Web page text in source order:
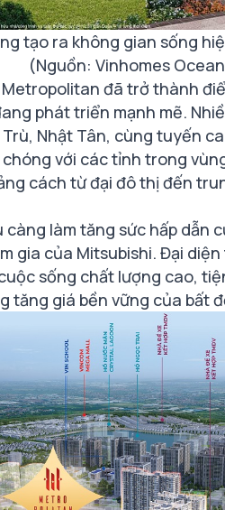
tạo ra không gian sống
(Nguồn: Vinhomes
đã trở thành
phát triển mạnh mẽ.
Nhật Tân, cùng tuyến
với các tỉnh trong
cách từ đại đô thị đến
làm tăng sức hấp dẫn
gia của Mitsubishi. Đại
sống chất lượng cao,
tăng giá bền vững của bất